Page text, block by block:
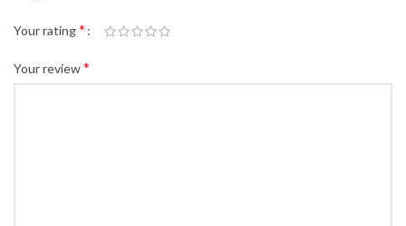
Your rating*
Your review*